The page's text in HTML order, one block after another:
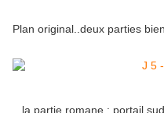
Plan original..deux parties
...la partie romane : portail